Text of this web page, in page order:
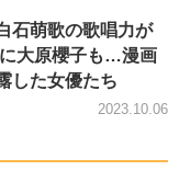
石萌歌の歌唱力が
大原櫻子も…漫画
した女優たち
2023.10.06